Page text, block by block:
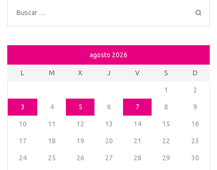
Buscar:
agosto 2026
L M X J V S D
1 2
3 4 5 6 7 8 9
10 11 12 13 14 15 16
17 18 19 20 21 22 23
24 25 26 27 28 29 30